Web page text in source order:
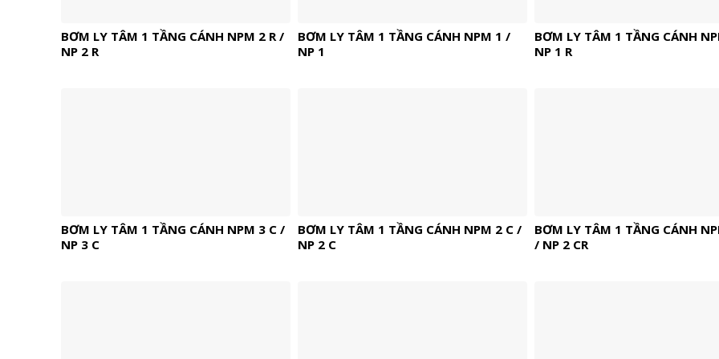
BƠM LY TÂM 1 TẦNG CÁNH NPM 2 R /
NP 2 R
BƠM LY TÂM 1 TẦNG CÁNH NPM 1 /
NP 1
BƠM LY TÂM 1 TẦNG CÁNH
NP 1 R
BƠM LY TÂM 1 TẦNG CÁNH NPM 3 C /
NP 3 C
BƠM LY TÂM 1 TẦNG CÁNH NPM 2 C /
NP 2 C
BƠM LY TÂM 1 TẦNG CÁNH
/ NP 2 CR